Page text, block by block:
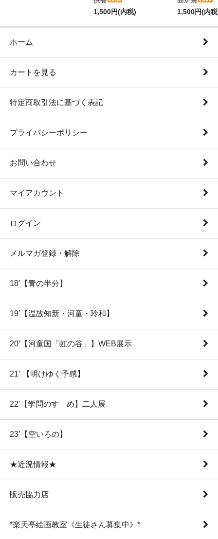
1,500円(内税)
1,500円(内
ホーム
カートを見る
特定商取引法に基づく表記
プライバシーポリシー
お問い合わせ
マイアカウント
ログイン
メルマガ登録・解除
18’【青の半分】
19’【温故知新・河童・玲和】
20’【河童国「虹の谷」】WEB展示
21’ 【明けゆく予感】
22'【学問のすゝめ】二人展
23’【空いろの】
★近況情報★
販売協力店
*楽天亭絵画教室《生徒さん募集中》*